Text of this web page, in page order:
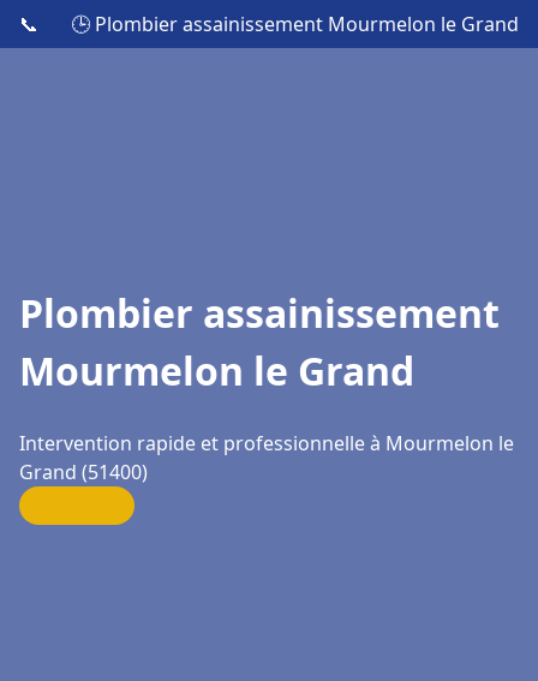
📞 🕒 Plombier assainissement Mourmelon le Grand
Plombier assainissement
Mourmelon le Grand
Intervention rapide et professionnelle à Mourmelon le
Grand (51400)